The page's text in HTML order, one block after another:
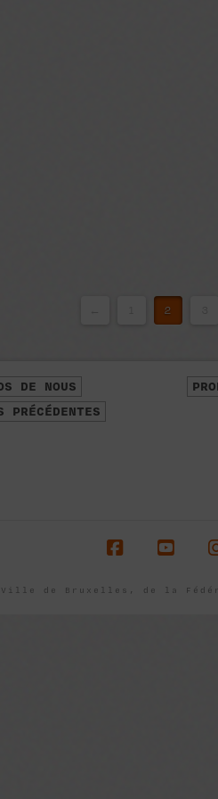
2
DE NOUS
PRÉCÉDENTES
de Bruxelles, de la